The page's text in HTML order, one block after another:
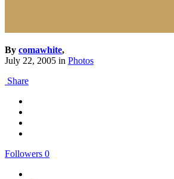
By comawhite,
July 22, 2005 in Photos
Share
Followers 0